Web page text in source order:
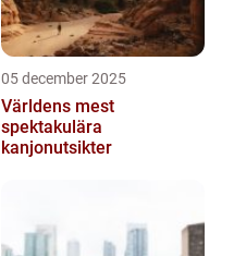
05 december 2025
Världens mest
spektakulära
kanjonutsikter